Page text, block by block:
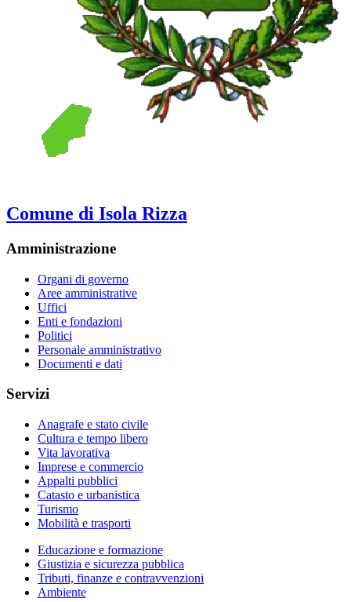
Comune di Isola Rizza
Amministrazione
Organi di governo
Aree amministrative
Uffici
Enti e fondazioni
Politici
Personale amministrativo
Documenti e dati
Servizi
Anagrafe e stato civile
Cultura e tempo libero
Vita lavorativa
Imprese e commercio
Appalti pubblici
Catasto e urbanistica
Turismo
Mobilità e trasporti
Educazione e formazione
Giustizia e sicurezza pubblica
Tributi, finanze e contravvenzioni
Ambiente